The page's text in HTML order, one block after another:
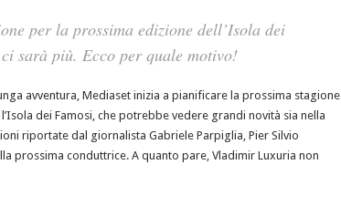
per la prossima edizione dell’Isola dei
sarà più. Ecco per quale motivo!
avventura, Mediaset inizia a pianificare la prossima stagione
dei Famosi, che potrebbe vedere grandi novità sia nella
riportate dal giornalista Gabriele Parpiglia, Pier Silvio
prossima conduttrice. A quanto pare, Vladimir Luxuria non